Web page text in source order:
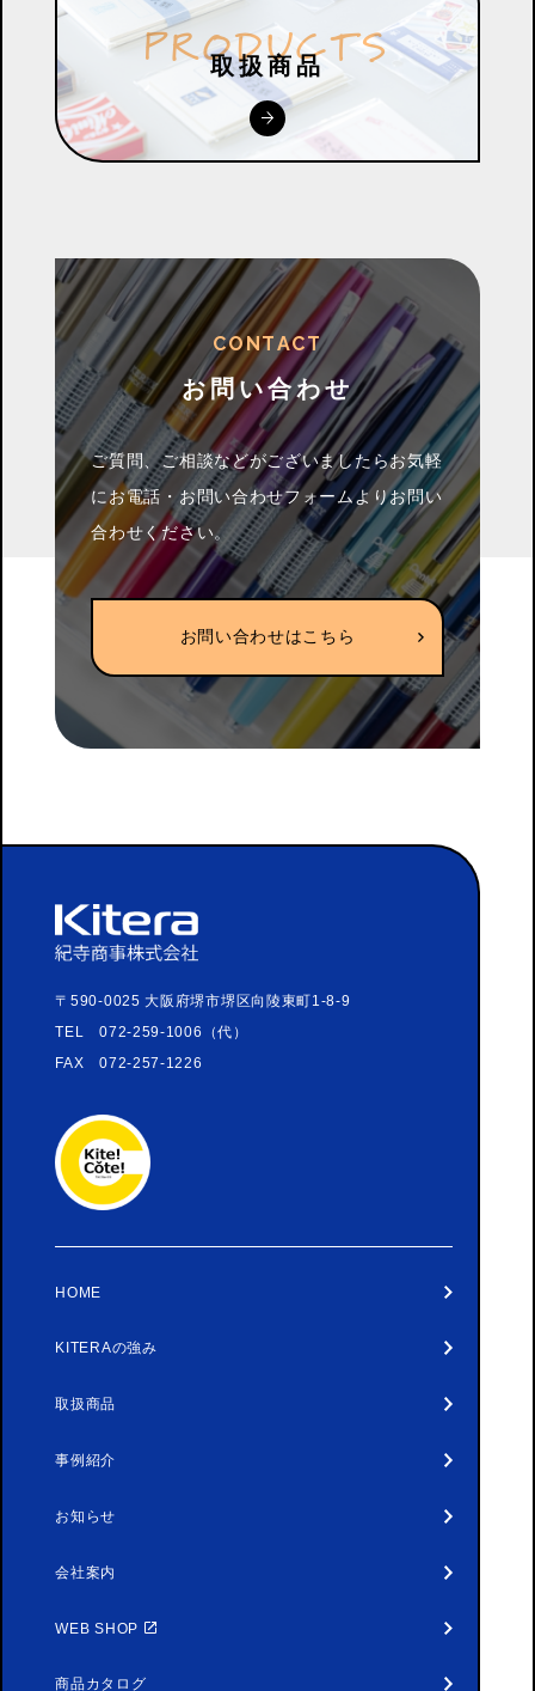
PRODUCTS
取扱商品
CONTACT
お問い合わせ
ご質問、ご相談などがございましたらお気軽
にお電話・お問い合わせフォームよりお問い
合わせください。
お問い合わせはこちら
〒590-0025 大阪府堺市堺区向陵東町1-8-9
TEL 072-259-1006（代）
FAX 072-257-1226
HOME
KITERAの強み
取扱商品
事例紹介
お知らせ
会社案内
WEB SHOP
商品カタログ